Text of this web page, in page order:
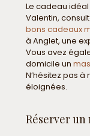
Le cadeau
Valentin,
bons cadeaux
à Anglet, une
Vous avez
domicile un
N’hésitez pas
éloignées.
Réserver un